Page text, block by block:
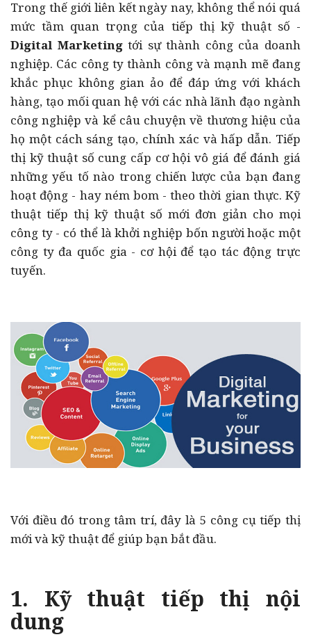
Trong thế giới liên kết ngày nay, không thể nói quá
mức tầm quan trọng của tiếp thị kỹ thuật số -
Digital Marketingtới sự thành công của doanh
nghiệp. Các công ty thành công và mạnh mẽ đang
khắc phục không gian ảo để đáp ứng với khách
hàng, tạo mối quan hệ với các nhà lãnh đạo ngành
công nghiệp và kể câu chuyện về thương hiệu của
họ một cách sáng tạo, chính xác và hấp dẫn. Tiếp
thị kỹ thuật số cung cấp cơ hội vô giá để đánh giá
những yếu tố nào trong chiến lược của bạn đang
hoạt động - hay ném bom - theo thời gian thực. Kỹ
thuật tiếp thị kỹ thuật số mới đơn giản cho mọi
công ty - có thể là khởi nghiệp bốn người hoặc một
công ty đa quốc gia - cơ hội để tạo tác động trực
tuyến.
Với điều đó trong tâm trí, đây là 5 công cụ tiếp thị
mới và kỹ thuật để giúp bạn bắt đầu.
1. Kỹ thuật tiếp thị nội
dung